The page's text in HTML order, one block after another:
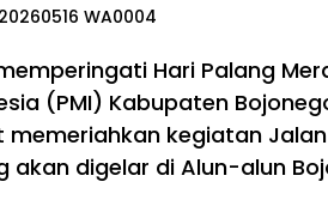
Hari Palang
(PMI) Kabupaten
kegiatan
akan digelar di Alun-alun